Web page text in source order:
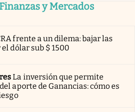
y Mercados
frente a un dilema: bajar las
dólar sub $ 1500
La inversión que permite
aporte de Ganancias: cómo es